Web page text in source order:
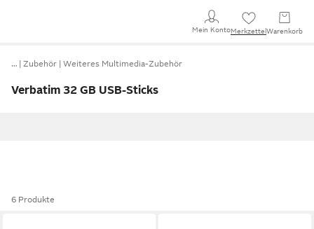
Mein KontoMerkzettel Warenkorb
… Zubehör Weiteres Multimedia-Zubehör
Verbatim 32 GB USB-Sticks
6 Produkte